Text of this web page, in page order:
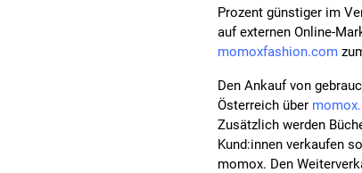
Prozent günstiger im
auf externen Online-
momoxfashion.com
Den Ankauf von
Österreich über
Zusätzlich werden
Kund:innen verkaufen
momox. Den